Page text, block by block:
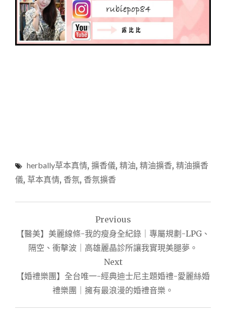
herbally草本真情, 擴香儀, 精油, 精油擴香, 精油擴香
儀, 草本真情, 香氛, 香氛擴香
章
導
覽
Previous
【醫美】美麗線條-我的瘦身全紀錄｜專屬規劃-LPG、
隔空、衝擊波｜高雄麗晶診所讓我實現美腿夢。
Next
【婚禮樂團】全台唯一-經典迪士尼主題婚禮-愛麗絲婚
禮樂團｜擁有最浪漫的婚禮音樂。